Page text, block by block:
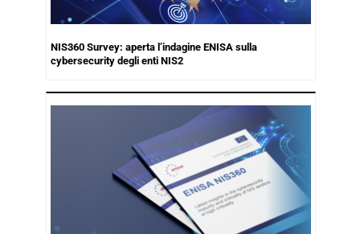
NIS360 Survey: aperta l’indagine ENISA sulla
cybersecurity degli enti NIS2